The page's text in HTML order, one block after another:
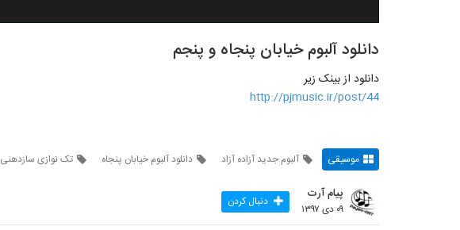
دانلود آلبوم خیابان پنجاه و پنجم
دانلود از بینک زیر
http://pjmusic.ir/post/44
موسیقی آلبوم جدید آزاده آزاد دانلود آلبوم خیابان پنجاه تک نوازی سازدهنی
پیام آرت
۰۹ دی ۱۳۹۷ دنبال کردن